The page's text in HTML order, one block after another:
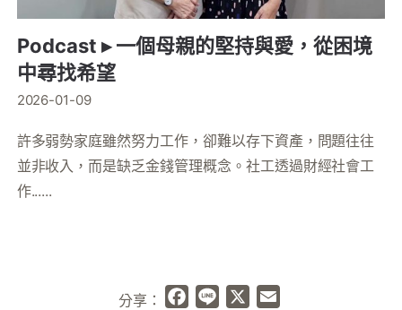
Podcast ▸ 一個母親的堅持與愛，從困境
中尋找希望
2026-01-09
許多弱勢家庭雖然努力工作，卻難以存下資產，問題往往
並非收入，而是缺乏金錢管理概念。社工透過財經社會工
作......
分享： Facebook
Line